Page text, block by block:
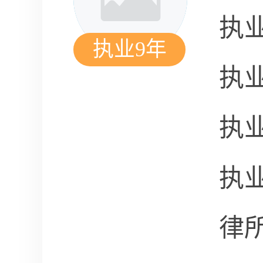
执业9年
执
执
执
执
律